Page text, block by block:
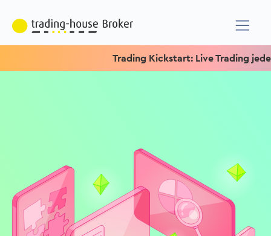
Trading Kickstart: Live Trading jeden